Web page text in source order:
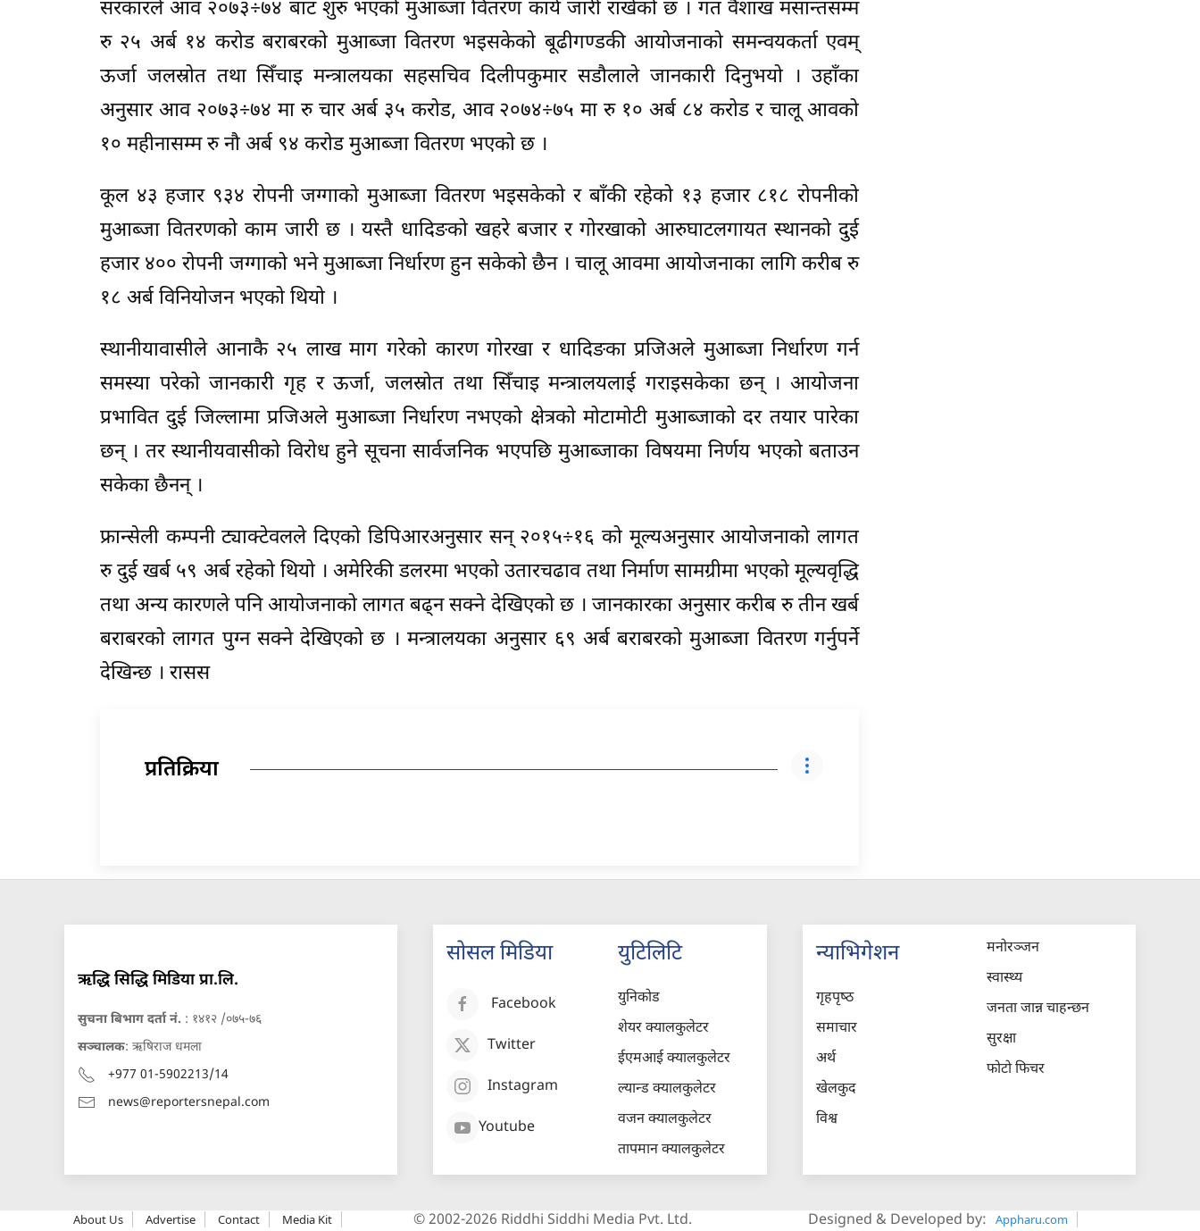
सरकारले आव २०७३÷७४ बाट शुरु भएको मुआब्जा वितरण कार्य जारी राखेको छ । गत वैशाख मसान्तसम्म
रु २५ अर्ब १४ करोड बराबरको मुआब्जा वितरण भइसकेको बूढीगण्डकी आयोजनाको समन्वयकर्ता एवम्
ऊर्जा जलस्रोत तथा सिँचाइ मन्त्रालयका सहसचिव दिलीपकुमार सडौलाले जानकारी दिनुभयो । उहाँका
अनुसार आव २०७३÷७४ मा रु चार अर्ब ३५ करोड, आव २०७४÷७५ मा रु १० अर्ब ८४ करोड र चालू आवको
१० महीनासम्म रु नौ अर्ब ९४ करोड मुआब्जा वितरण भएको छ ।
कूल ४३ हजार ९३४ रोपनी जग्गाको मुआब्जा वितरण भइसकेको र बाँकी रहेको १३ हजार ८१८ रोपनीको
मुआब्जा वितरणको काम जारी छ । यस्तै धादिङको खहरे बजार र गोरखाको आरुघाटलगायत स्थानको दुई
हजार ४०० रोपनी जग्गाको भने मुआब्जा निर्धारण हुन सकेको छैन । चालू आवमा आयोजनाका लागि करीब रु
१८ अर्ब विनियोजन भएको थियो ।
स्थानीयावासीले आनाकै २५ लाख माग गरेको कारण गोरखा र धादिङका प्रजिअले मुआब्जा निर्धारण गर्न
समस्या परेको जानकारी गृह र ऊर्जा, जलस्रोत तथा सिँचाइ मन्त्रालयलाई गराइसकेका छन् । आयोजना
प्रभावित दुई जिल्लामा प्रजिअले मुआब्जा निर्धारण नभएको क्षेत्रको मोटामोटी मुआब्जाको दर तयार पारेका
छन् । तर स्थानीयवासीको विरोध हुने सूचना सार्वजनिक भएपछि मुआब्जाका विषयमा निर्णय भएको बताउन
सकेका छैनन् ।
फ्रान्सेली कम्पनी ट्याक्टेवलले दिएको डिपिआरअनुसार सन् २०१५÷१६ को मूल्यअनुसार आयोजनाको लागत
रु दुई खर्ब ५९ अर्ब रहेको थियो । अमेरिकी डलरमा भएको उतारचढाव तथा निर्माण सामग्रीमा भएको मूल्यवृद्धि
तथा अन्य कारणले पनि आयोजनाको लागत बढ्न सक्ने देखिएको छ । जानकारका अनुसार करीब रु तीन खर्ब
बराबरको लागत पुग्न सक्ने देखिएको छ । मन्त्रालयका अनुसार ६९ अर्ब बराबरको मुआब्जा वितरण गर्नुपर्ने
देखिन्छ । रासस
प्रतिक्रिया
ऋद्धि सिद्धि मिडिया प्रा.लि.
सुचना बिभाग दर्ता नं. : १४१२ /०७५-७६
सञ्चालक: ऋषिराज धमला
+977 01-5902213/14
news@reportersnepal.com
सोसल मिडिया
Facebook
Twitter
Instagram
Youtube
युटिलिटि
युनिकोड
शेयर क्यालकुलेटर
ईएमआई क्यालकुलेटर
ल्यान्ड क्यालकुलेटर
वजन क्यालकुलेटर
तापमान क्यालकुलेटर
न्याभिगेशन
गृहपृष्‍ठ
समाचार
अर्थ
खेलकुद
विश्व
मनोरञ्जन
स्वास्थ्य
जनता जान्न चाहन्छन
सुरक्षा
फोटो फिचर
About Us Advertise Contact Media Kit © 2002-2026 Riddhi Siddhi Media Pvt. Ltd. Designed & Developed by: Appharu.com